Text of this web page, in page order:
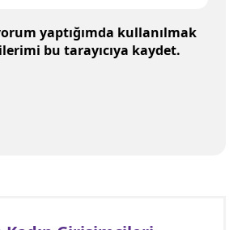
yaptığımda kullanılmak
bu tarayıcıya kaydet.